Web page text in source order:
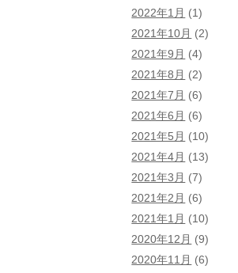
2022年1月 (1)
2021年10月 (2)
2021年9月 (4)
2021年8月 (2)
2021年7月 (6)
2021年6月 (6)
2021年5月 (10)
2021年4月 (13)
2021年3月 (7)
2021年2月 (6)
2021年1月 (10)
2020年12月 (9)
2020年11月 (6)